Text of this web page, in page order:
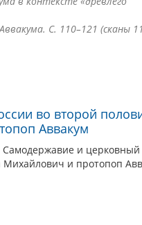
С. 110–121 (сканы
во второй
Аввакум
и церковный
Михайлович и протопоп